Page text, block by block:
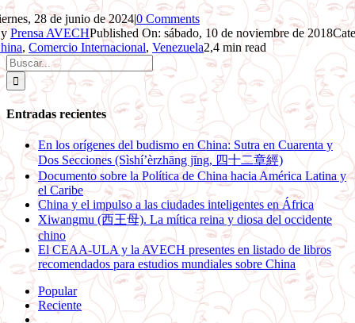
28 de junio de 2024|0 Comments
Prensa AVECHPublished On: sábado, 10 de noviembre de 2018
, Comercio Internacional, Venezuela2,4 min read
Buscar:
Entradas recientes
En los orígenes del budismo en China: Sutra en Cuarenta y
Dos Secciones (Sìshí’èrzhāng jīng, 四十二章經)
Documento sobre la Política de China hacia América Latina y
el Caribe
China y el impulso a las ciudades inteligentes en África
Xiwangmu (西王母). La mítica reina y diosa del occidente
chino
El CEAA-ULA y la AVECH presentes en listado de libros
recomendados para estudios mundiales sobre China
Popular
Reciente
Comentarios